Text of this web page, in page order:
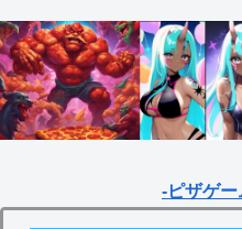
-ピザゲ